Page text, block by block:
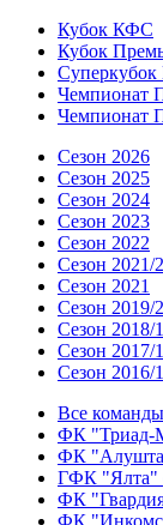
Кубок КФС
Кубок
Чемпионат
Чемпионат
Сезон 2026
Сезон 2025
Сезон 2024
Сезон 2023
Сезон 2022
Сезон 2021/
Сезон 2021
Сезон 2019/
Сезон 2018/
Сезон 2017/
Сезон 2016/
Все команды
ФК "Триад-
ФК
ГФК "Ялта"
ФК
ФК